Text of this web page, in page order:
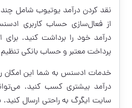
نقد کردن درآمد یوتیوب شامل
از فعال‌سازی حساب کاربری
درآمد خود را برداشت کنید.
پرداخت معتبر و حساب بانکی
خدمات ادسنس به شما این امکان
درآمد بیشتری کسب کنید.
سایت ایگرگ به راحتی ارسال